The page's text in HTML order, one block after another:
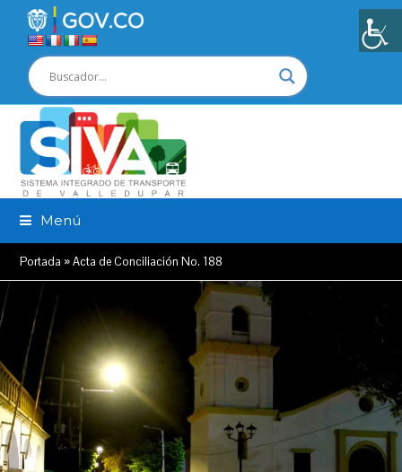
Menú
Portada »Acta de Conciliación No. 188